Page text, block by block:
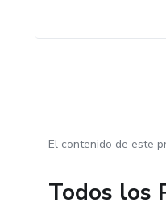
El contenido de este
Todos los